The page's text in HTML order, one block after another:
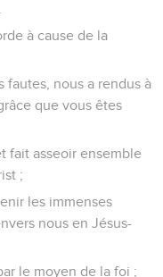
à cause de la
fautes, nous a rendus à
que vous êtes
fait asseoir ensemble
;
les immenses
nous en Jésus-
le moyen de la foi ;